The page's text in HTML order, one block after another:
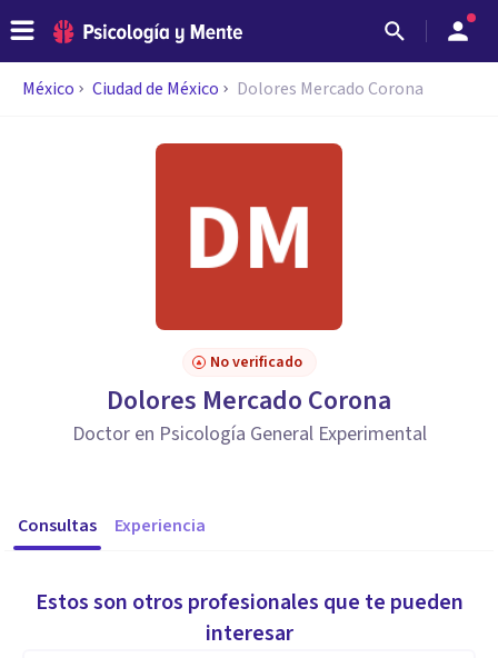
México Ciudad de México Dolores Mercado Corona
No verificado
Dolores Mercado Corona
Doctor en Psicología General Experimental
Consultas Experiencia
Estos son otros profesionales que te pueden
interesar